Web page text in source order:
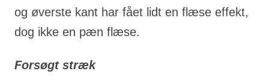
og øverste kant har fået lidt en flæse effekt,
dog ikke en pæn flæse.
Forsøgt stræk